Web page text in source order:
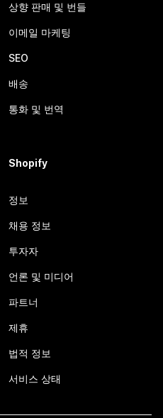
상향 판매 및 번들
이메일 마케팅
SEO
배송
통화 및 번역
Shopify
정보
채용 정보
투자자
언론 및 미디어
파트너
제휴
법적 정보
서비스 상태